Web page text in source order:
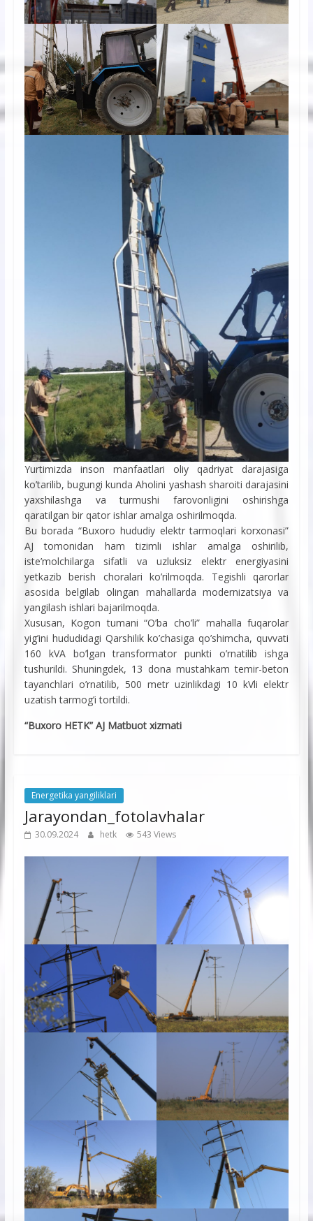
Yurtimizda inson manfaatlari oliy qadriyat darajasiga
ko’tarilib, bugungi kunda Aholini yashash sharoiti darajasini
yaxshilashga va turmushi farovonligini oshirishga
qaratilgan bir qator ishlar amalga oshirilmoqda.
Bu borada “Buxoro hududiy elektr tarmoqlari korxonasi”
AJ tomonidan ham tizimli ishlar amalga oshirilib,
iste’molchilarga sifatli va uzluksiz elektr energiyasini
yetkazib berish choralari ko’rilmoqda. Tegishli qarorlar
asosida belgilab olingan mahallarda modernizatsiya va
yangilash ishlari bajarilmoqda.
Xususan, Kogon tumani “O’ba cho’li” mahalla fuqarolar
yig’ini hududidagi Qarshilik ko’chasiga qo’shimcha, quvvati
160 kVA bo’lgan transformator punkti o’rnatilib ishga
tushurildi. Shuningdek, 13 dona mustahkam temir-beton
tayanchlari o’rnatilib, 500 metr uzinlikdagi 10 kVli elektr
uzatish tarmog’i tortildi.
“Buxoro HETK” AJ Matbuot xizmati
Energetika yangiliklari
Jarayondan_fotolavhalar
30.09.2024 hetk 543 Views